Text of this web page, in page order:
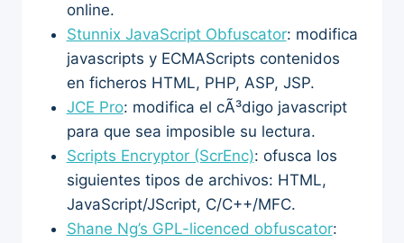
online.
Stunnix JavaScript Obfuscator: modifica
javascripts y ECMAScripts contenidos
en ficheros HTML, PHP, ASP, JSP.
JCE Pro: modifica el cÃ³digo javascript
para que sea imposible su lectura.
Scripts Encryptor (ScrEnc): ofusca los
siguientes tipos de archivos: HTML,
JavaScript/JScript, C/C++/MFC.
Shane Ng’s GPL-licenced obfuscator: